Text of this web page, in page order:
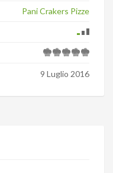
Pani Crakers Pizze
9 Luglio 2016